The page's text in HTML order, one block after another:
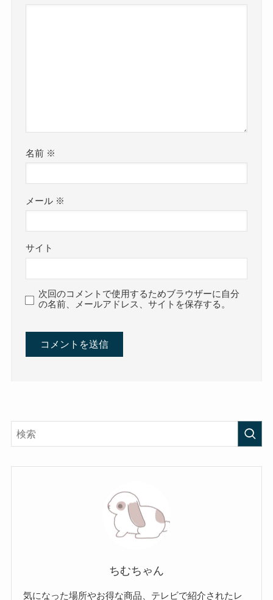
名前 ※
メール ※
サイト
次回のコメントで使用するためブラウザーに自分
の名前、メールアドレス、サイトを保存する。
ちむちゃん
気になった場所やお得な商品、テレビで紹介されたレ